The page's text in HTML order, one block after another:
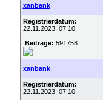
xanbank
Registrierdatum:
22.11.2023, 07:10
Beiträge: 591758
xanbank
Registrierdatum:
22.11.2023, 07:10